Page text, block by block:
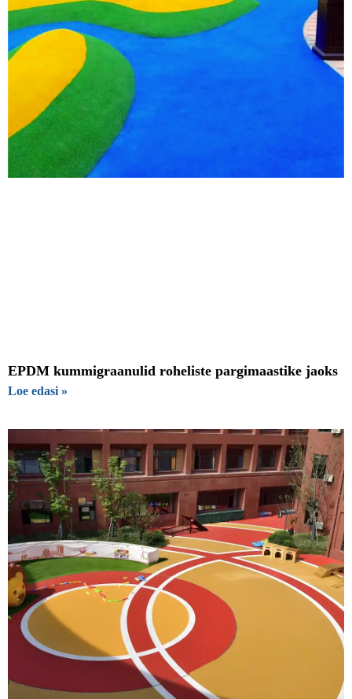
EPDM kummigraanulid roheliste pargimaastike jaoks
Loe edasi »